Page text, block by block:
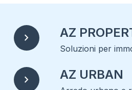
chevron_right AZ
Soluzioni per
chevron_right AZ URBAN